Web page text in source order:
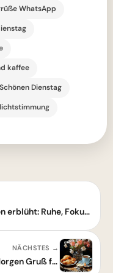
WhatsApp
kaffee
Dienstag
Ein sanfter Dienstagmorgen erblüht: Ruhe, Fokus und neue Kraft finden
NÄCHSTES →
Schönen Dienstag Bilder - Guten Morgen Gruß für WhatsApp